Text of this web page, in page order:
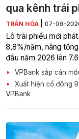
qua kênh trái
TRẦN HÒA 07-08-
Lô trái phiếu mới
8,8%/năm, nâng
đầu năm 2026 lên
VPBank sắp cán
Xuất hiện cổ đông
VPBank